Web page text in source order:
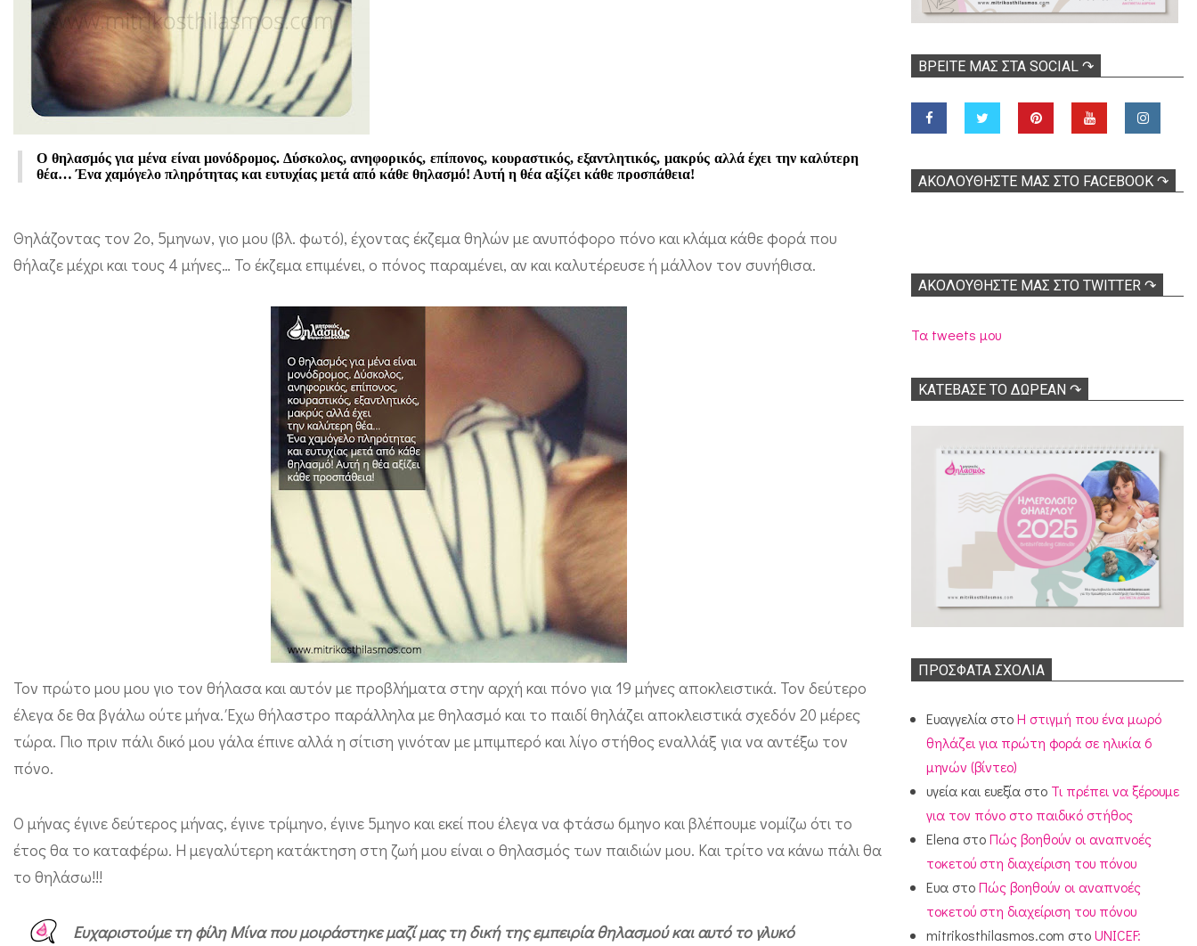
η
τ
ά
ε
ί
ν
α
ο
θ
η
Ο θηλασμός για μένα είναι μονόδρομος. Δύσκολος, ανηφορικός, επίπονος, κουραστικός, εξαντλητικός, μακρύς αλλά έχει την καλύτερη
θέα… Ένα χαμόγελο πληρότητας και ευτυχίας μετά από κάθε θηλασμό! Αυτή η θέα αξίζει κάθε προσπάθεια!
Θηλάζοντας τον 2ο, 5μηνων, γιο μου (βλ. φωτό), έχοντας έκζεμα θηλών με ανυπόφορο πόνο και κλάμα κάθε φορά που
θήλαζε μέχρι και τους 4 μήνες… Το έκζεμα επιμένει, ο πόνος παραμένει, αν και καλυτέρευσε ή μάλλον τον συνήθισα.
Τον πρώτο μου μου γιο τον θήλασα και αυτόν με προβλήματα στην αρχή και πόνο για 19 μήνες αποκλειστικά. Τον δεύτερο
έλεγα δε θα βγάλω ούτε μήνα. Έχω θήλαστρο παράλληλα με θηλασμό και το παιδί θηλάζει αποκλειστικά σχεδόν 20 μέρες
τώρα. Πιο πριν πάλι δικό μου γάλα έπινε αλλά η σίτιση γινόταν με μπιμπερό και λίγο στήθος εναλλάξ για να αντέξω τον
πόνο.
Ο μήνας έγινε δεύτερος μήνας, έγινε τρίμηνο, έγινε 5μηνο και εκεί που έλεγα να φτάσω 6μηνο και βλέπουμε νομίζω ότι το
έτος θα το καταφέρω. Η μεγαλύτερη κατάκτηση στη ζωή μου είναι ο θηλασμός των παιδιών μου. Και τρίτο να κάνω πάλι θα
το θηλάσω!!!
Ευχαριστούμε τη φίλη Μίνα που μοιράστηκε μαζί μας τη δική της εμπειρία θηλασμού και αυτό το γλυκό
ΒΡΕΊΤΕ ΜΑΣ ΣΤΑ SOCIAL ↷
ΑΚΟΛOΥΘΉΣΤΕ ΜΑΣ ΣΤΟ FACEBOOK ↷
ΑΚΟΛΟΥΘΉΣΤΕ ΜΑΣ ΣΤΟ TWITTER ↷
Τα tweets μου
ΚΑΤΕΒΑΣΕ ΤΟ ΔΩΡΕΑΝ ↷
ΠΡΌΣΦΑΤΑ ΣΧΌΛΙΑ
Ευαγγελία στοΗ στιγμή που ένα μωρό
θηλάζει για πρώτη φορά σε ηλικία 6
μηνών (βίντεο)
υγεία και ευεξία στο Τι πρέπει να ξέρουμε
για τον πόνο στο παιδικό στήθος
Elena στοΠώς βοηθούν οι αναπνοές
τοκετού στη διαχείριση του πόνου
Ευα στοΠώς βοηθούν οι αναπνοές
τοκετού στη διαχείριση του πόνου
mitrikosthilasmos.com στοUNICEF: